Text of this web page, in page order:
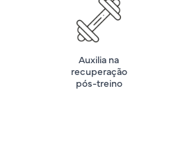
Auxilia na
recuperação
pós-treino